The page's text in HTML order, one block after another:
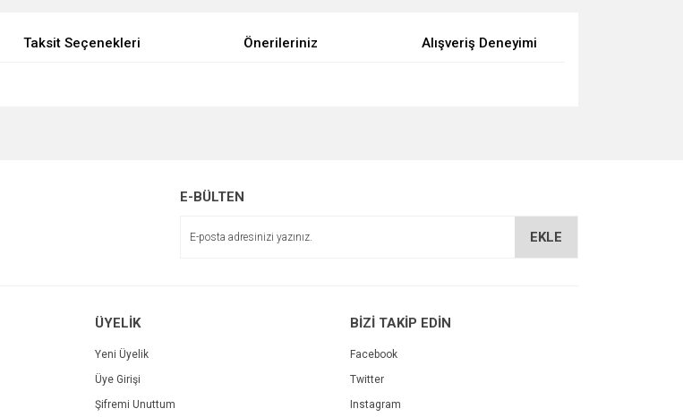
Taksit Seçenekleri Önerileriniz Alışveriş Deneyimi
E-BÜLTEN
EKLE
ÜYELİK
Yeni Üyelik
Üye Girişi
Şifremi Unuttum
BİZİ TAKİP EDİN
Facebook
Twitter
Instagram